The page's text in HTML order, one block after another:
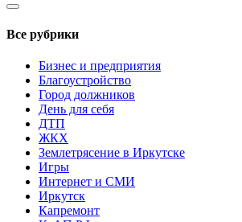
Все рубрики
Бизнес и предприятия
Благоустройство
Город должников
День для себя
ДТП
ЖКХ
Землетрясение в Иркутске
Игры
Интернет и СМИ
Иркутск
Капремонт